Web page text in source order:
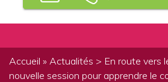
Accueil » Actualités > En route vers
nouvelle session pour apprendre le